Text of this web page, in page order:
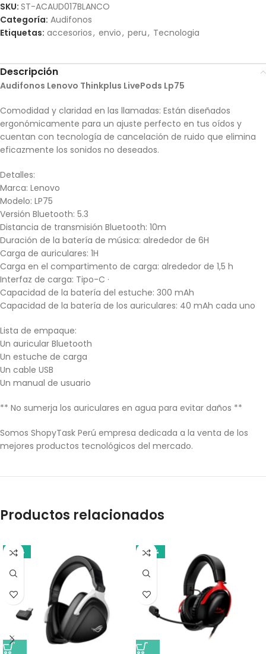
SKU: ST-ACAUD017BLANCO
Categoría: Audifonos
Etiquetas: accesorios, envio, peru, Tecnologia
Descripción
Audifonos Lenovo Thinkplus LivePods Lp75
Comodidad y claridad en las llamadas: Están diseñados
ergonómicamente para un ajuste perfecto en tus oídos y
cuentan con tecnología de cancelación de ruido que elimina
eficazmente los sonidos no deseados.
Detalles:
Marca: Lenovo
Modelo: LP75
Versión Bluetooth: 5.3
Distancia de transmisión Bluetooth: 10m
Duración de la batería de música: alrededor de 6H
Carga de auriculares: 1H
Carga en el compartimento de carga: alrededor de 1,5 h
Interfaz de carga: Tipo-C ·
Capacidad de la batería del estuche: 300 mAh
Capacidad de la batería de los auriculares: 40 mAh cada uno
Lista de empaque:
Un auricular Bluetooth
Un estuche de carga
Un cable USB
Un manual de usuario
** No sumerja los auriculares en agua para evitar daños **
Somos ShopyTask Perú empresa dedicada a la venta de los
mejores productos tecnológicos del mercado.
Productos relacionados
-14% -20%